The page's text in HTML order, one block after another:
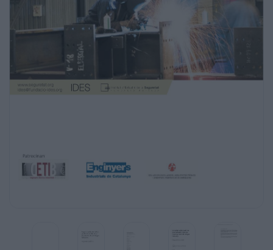
Guillem Carrillo
Coordinación editorial
Imma Ros
Correcciones
Dolors Barmona
Comité técnico
Josep Maria Calafell
Isabel Castillejo
Wenzel fotograﬁa
http://www.morgueﬁle.com
http://www.ﬂickr.com
profesionales técnicos